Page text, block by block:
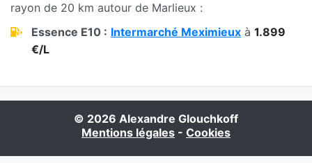
rayon de 20 km autour de Marlieux :
Essence E10 : Intermarché Meximieux à 1.899
€/L
© 2026 Alexandre Glouchkoff
Mentions légales - Cookies